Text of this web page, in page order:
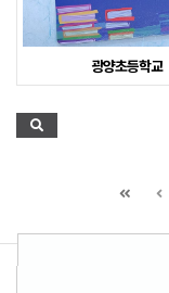
광양초등학교